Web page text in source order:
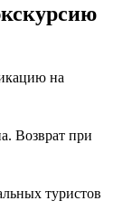
на
Возврат при
туристов